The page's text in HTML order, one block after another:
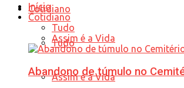
Cotidiano
Tudo
Assim é a Vida
Início
Cotidiano
Tudo
Assim é a Vida
Abandono de túmulo no